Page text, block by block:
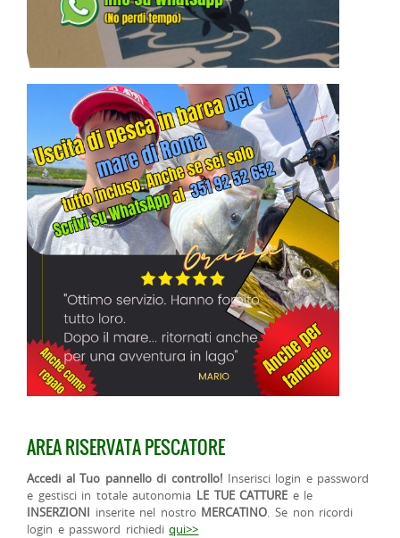
AREA RISERVATA PESCATORE
Accedi al Tuo pannello di controllo! Inserisci login e password
e gestisci in totale autonomia LE TUE CATTURE e le
INSERZIONI inserite nel nostro MERCATINO. Se non ricordi
login e password richiediqui>>